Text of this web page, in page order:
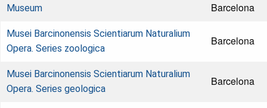
Museum Barcelona
Musei Barcinonensis Scientiarum Naturalium
Opera. Series zoologica
Barcelona
Musei Barcinonensis Scientiarum Naturalium
Opera. Series geologica
Barcelona